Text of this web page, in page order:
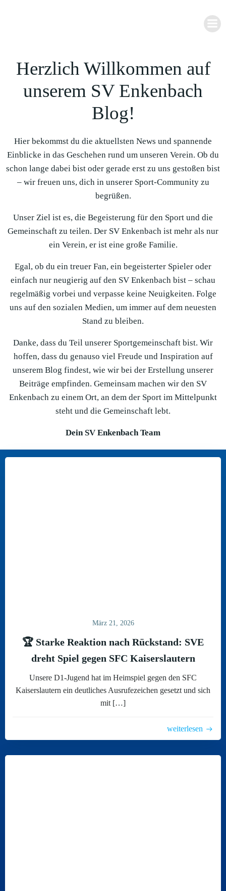
Herzlich Willkommen auf
unserem SV Enkenbach
Blog!
Hier bekommst du die aktuellsten News und spannende
Einblicke in das Geschehen rund um unseren Verein. Ob du
schon lange dabei bist oder gerade erst zu uns gestoßen bist
– wir freuen uns, dich in unserer Sport-Community zu
begrüßen.
Unser Ziel ist es, die Begeisterung für den Sport und die
Gemeinschaft zu teilen. Der SV Enkenbach ist mehr als nur
ein Verein, er ist eine große Familie.
Egal, ob du ein treuer Fan, ein begeisterter Spieler oder
einfach nur neugierig auf den SV Enkenbach bist – schau
regelmäßig vorbei und verpasse keine Neuigkeiten. Folge
uns auf den sozialen Medien, um immer auf dem neuesten
Stand zu bleiben.
Danke, dass du Teil unserer Sportgemeinschaft bist. Wir
hoffen, dass du genauso viel Freude und Inspiration auf
unserem Blog findest, wie wir bei der Erstellung unserer
Beiträge empfinden. Gemeinsam machen wir den SV
Enkenbach zu einem Ort, an dem der Sport im Mittelpunkt
steht und die Gemeinschaft lebt.
Dein SV Enkenbach Team
März 21, 2026
🏆 Starke Reaktion nach Rückstand: SVE
dreht Spiel gegen SFC Kaiserslautern
Unsere D1-Jugend hat im Heimspiel gegen den SFC
Kaiserslautern ein deutliches Ausrufezeichen gesetzt und sich
mit […]
weiterlesen